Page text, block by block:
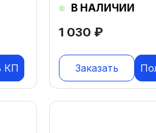
КП
1 030 ₽
В НАЛИЧИИ
Заказать